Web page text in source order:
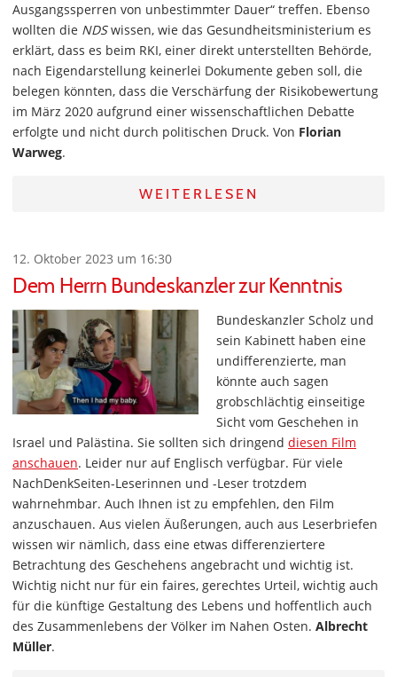
Ausgangssperren von unbestimmter Dauer“ treffen. Ebenso
wollten die NDSwissen, wie das Gesundheitsministerium es
erklärt, dass es beim RKI, einer direkt unterstellten Behörde,
nach Eigendarstellung keinerlei Dokumente geben soll, die
belegen könnten, dass die Verschärfung der Risikobewertung
im März 2020 aufgrund einer wissenschaftlichen Debatte
erfolgte und nicht durch politischen Druck. Von Florian
Warweg.
WEITERLESEN
12. Oktober 2023 um 16:30
Dem Herrn Bundeskanzler zur Kenntnis
Bundeskanzler Scholz und
sein Kabinett haben eine
undifferenzierte, man
könnte auch sagen
grobschlächtig einseitige
Sicht vom Geschehen in
Israel und Palästina. Sie sollten sich dringend diesen Film
anschauen. Leider nur auf Englisch verfügbar. Für viele
NachDenkSeiten-Leserinnen und -Leser trotzdem
wahrnehmbar. Auch Ihnen ist zu empfehlen, den Film
anzuschauen. Aus vielen Äußerungen, auch aus Leserbriefen
wissen wir nämlich, dass eine etwas differenziertere
Betrachtung des Geschehens angebracht und wichtig ist.
Wichtig nicht nur für ein faires, gerechtes Urteil, wichtig auch
für die künftige Gestaltung des Lebens und hoffentlich auch
des Zusammenlebens der Völker im Nahen Osten. Albrecht
Müller.